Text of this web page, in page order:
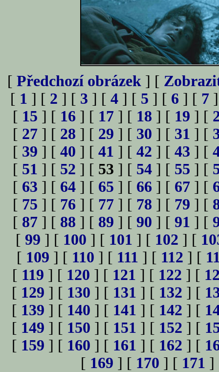
[ Předchozí obrázek ] [
[ 1 ] [ 2 ] [ 3 ] [ 4 ] [ 5 ] [ 6 ] [ 7
[ 15 ] [ 16 ] [ 17 ] [ 18 ] [ 19 ] [
[ 27 ] [ 28 ] [ 29 ] [ 30 ] [ 31 ] [
[ 39 ] [ 40 ] [ 41 ] [ 42 ] [ 43 ] [
[ 51 ] [ 52 ] [ 53 ] [ 54 ] [ 55 ] [
[ 63 ] [ 64 ] [ 65 ] [ 66 ] [ 67 ] [
[ 75 ] [ 76 ] [ 77 ] [ 78 ] [ 79 ] [
[ 87 ] [ 88 ] [ 89 ] [ 90 ] [ 91 ] [
[ 99 ] [ 100 ] [ 101 ] [ 102 ] [
[ 109 ] [ 110 ] [ 111 ] [ 112 ] [
[ 119 ] [ 120 ] [ 121 ] [ 122 ] [
[ 129 ] [ 130 ] [ 131 ] [ 132 ] [
[ 139 ] [ 140 ] [ 141 ] [ 142 ] [
[ 149 ] [ 150 ] [ 151 ] [ 152 ] [
[ 159 ] [ 160 ] [ 161 ] [ 162 ] [
[ 169 ] [ 170 ] [ 171 ]